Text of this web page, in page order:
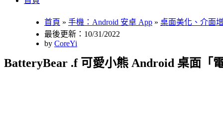
首頁 » 手機：Android 安卓 App » 桌面美化、介面
最後更新：10/31/2022
by CoreYi
BatteryBear .f 可愛小熊 Android 桌面「